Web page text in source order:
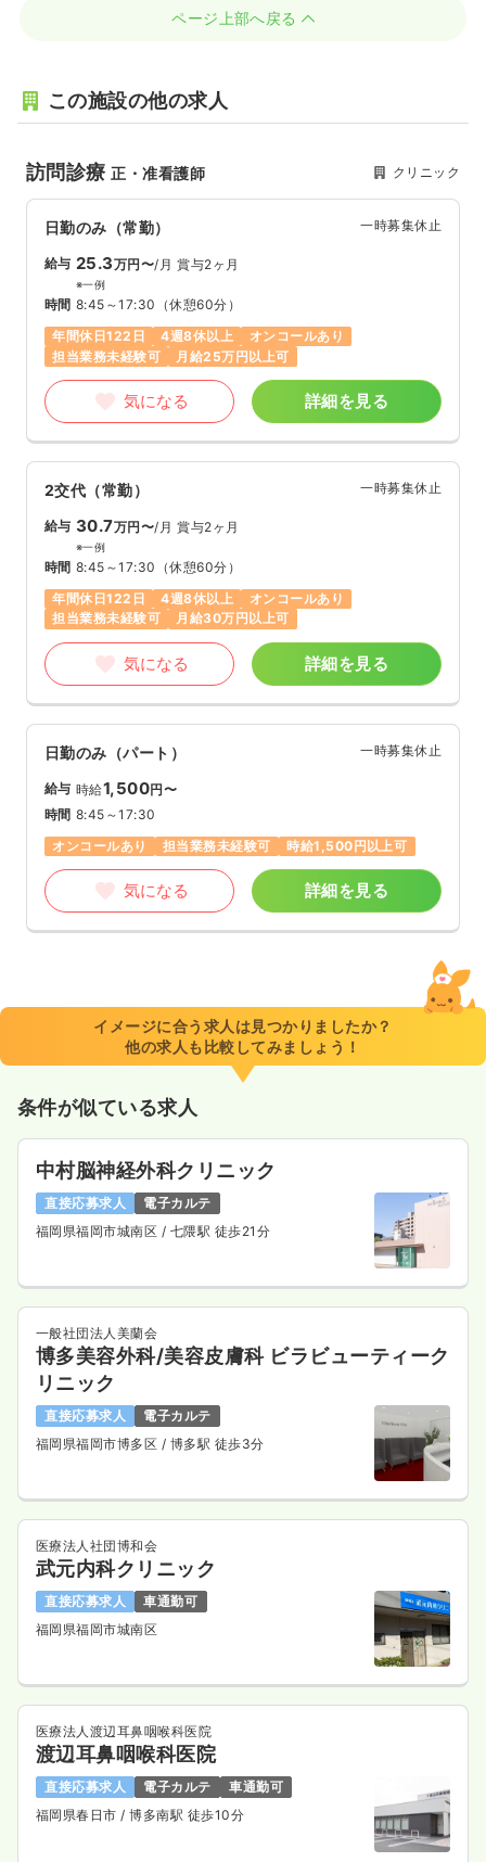
ページ上部へ戻る
この施設の他の求人
訪問診療正・准看護師 クリニック
日勤のみ（常勤） 一時募集休止
給与 25.3万円〜/月 賞与2ヶ月
※一例
時間 8:45～17:30 （休憩60分）
年間休日122日
4週8休以上
オンコールあり
担当業務未経験可
月給25万円以上可
気になる 詳細を見る
2交代（常勤） 一時募集休止
給与 30.7万円〜/月 賞与2ヶ月
※一例
時間 8:45～17:30 （休憩60分）
年間休日122日
4週8休以上
オンコールあり
担当業務未経験可
月給30万円以上可
気になる 詳細を見る
日勤のみ（パート） 一時募集休止
給与 時給1,500円〜
時間 8:45～17:30
オンコールあり
担当業務未経験可 時給1,500円以上可
気になる 詳細を見る
イメージに合う求人は見つかりましたか？
他の求人も比較してみましょう！
条件が似ている求人
中村脳神経外科クリニック
直接応募求人
電子カルテ
福岡県福岡市城南区 / 七隈駅 徒歩21分
一般社団法人美蘭会
博多美容外科/美容皮膚科 ビラビューティーク
リニック
直接応募求人
電子カルテ
福岡県福岡市博多区 / 博多駅 徒歩3分
医療法人社団博和会
武元内科クリニック
直接応募求人
車通勤可
福岡県福岡市城南区
医療法人渡辺耳鼻咽喉科医院
渡辺耳鼻咽喉科医院
直接応募求人 電子カルテ
車通勤可
福岡県春日市/ 博多南駅 徒歩10分